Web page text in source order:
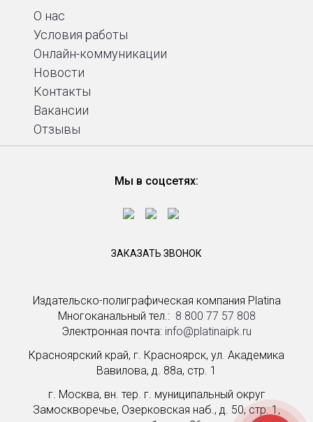
Издательско-полиграфическая компания Platina
Многоканальный тел.: ­ 8 800 77 57 808
Электронная почта: info@platinaipk.ru
Красноярский край, г. Красноярск, ул. Академика
Вавилова, д. 88а, стр. 1
г. Москва, вн. тер. г. муниципальный округ
Замоскворечье, Озерковская наб., д. 50, стр. 1,
О нас
Условия работы
Онлайн-коммуникации
Новости
Контакты
Вакансии
Отзывы
Мы в соцсетях:
ЗАКАЗАТЬ ЗВОНОК